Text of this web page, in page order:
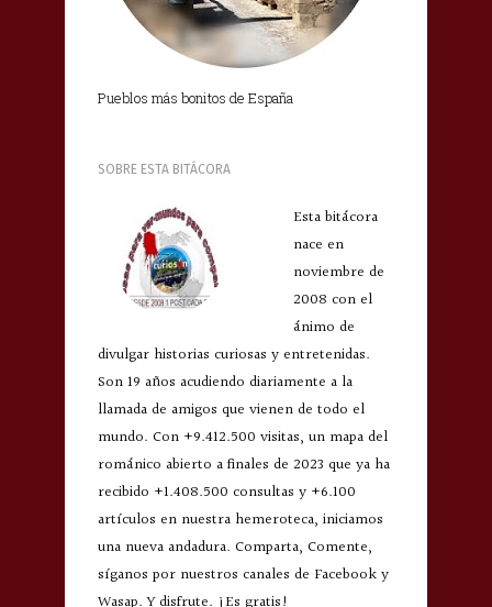
Pueblos más bonitos de España
SOBRE ESTA BITÁCORA
Esta bitácora
nace en
noviembre de
2008 con el
ánimo de
divulgar historias curiosas y entretenidas.
Son 19 años acudiendo diariamente a la
llamada de amigos que vienen de todo el
mundo. Con +9.412.500 visitas, un mapa del
románico abierto a finales de 2023 que ya ha
recibido +1.408.500 consultas y +6.100
artículos en nuestra hemeroteca, iniciamos
una nueva andadura. Comparta, Comente,
síganos por nuestros canales de Facebook y
Wasap. Y disfrute. ¡Es gratis!